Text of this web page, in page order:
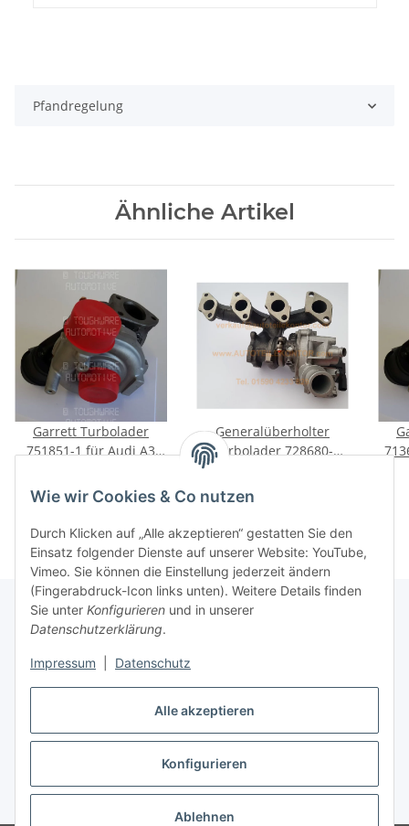
Alle akzeptieren
Konfigurieren
Ablehnen
Wie wir Cookies & Co nutzen
Durch Klicken auf „Alle akzeptieren“ gestatten Sie den
Einsatz folgender Dienste auf unserer Website: YouTube,
Vimeo. Sie können die Einstellung jederzeit ändern
(Fingerabdruck-Icon links unten). Weitere Details finden
Sie unter Konfigurieren und in unserer
Datenschutzerklärung.
Impressum Datenschutz
Pfandregelung
Ähnliche Artikel
Garrett Turbolader
751851-1 für Audi A3
1.9TDI
Generalüberholter
Turbolader 728680-
5015S für Ford Mondeo
2.0TDCi
Vertrag widerrufen
* Alle Preise inkl. gesetzlicher USt.